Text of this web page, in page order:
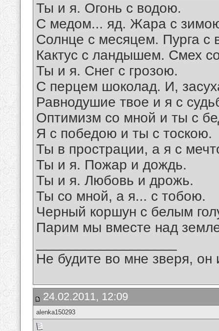
Ты и я. Огонь с водою.
С медом... яд. Жара с
Солнце с месяцем. Пурга с
Кактус с ландышем. Смех
Ты и я. Снег с грозою.
С перцем шоколад. И,
Равнодушие твое и я с
Оптимизм со мной и ты с
Я с победою и ты с тоскою.
Ты в прострации, а я с
Ты и я. Пожар и дождь.
Ты и я. Любовь и дрожь.
Ты со мной, а я... с тобою.
Черный коршун с белым
Парим мы вместе над
Не будите во мне зверя, он
24.02.2011, 12:09
alenka150293